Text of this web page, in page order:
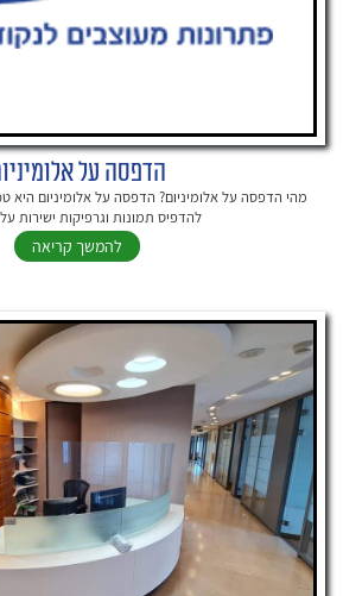
הדפסה על
מהי הדפסה על אלומיניום? הדפסה על אלומיניום
להדפיס תמונות וגרפיקות ישירות
להמשך קריאה